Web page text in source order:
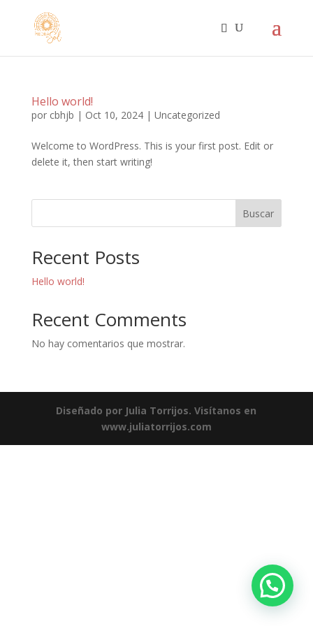
Búsqueda
productos
Hello world!
por cbhjb | Oct 10, 2024| Uncategorized
Welcome to WordPress. This is your first post. Edit or
delete it, then start writing!
Buscar
Recent Posts
Hello world!
Recent Comments
No hay comentarios que mostrar.
Diseñado por Julia Torrijos. Visítanos en
www.juliatorrijos.com